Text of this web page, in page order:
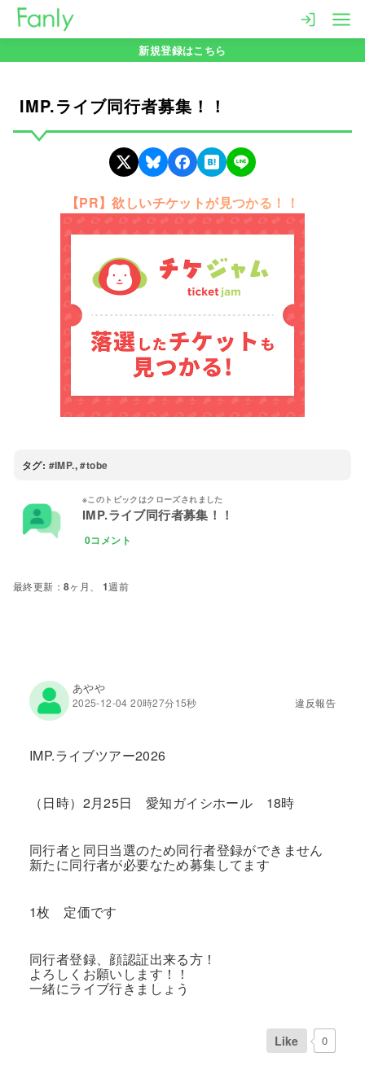
新規登録はこちら
IMP.ライブ同行者募集！！
【PR】欲しいチケットが見つかる！！
タグ: IMP., tobe
IMP.ライブ同行者募集！！
0コメント
8ヶ月、 1週前
あやや
2025-12-04 20時27分15秒 違反報告
IMP.ライブツアー2026
（日時）2月25日 愛知ガイシホール 18時
同行者と同日当選のため同行者登録ができません
新たに同行者が必要なため募集してます
1枚 定価です
同行者登録、顔認証出来る方！
よろしくお願いします！！
一緒にライブ行きましょう
Like 0